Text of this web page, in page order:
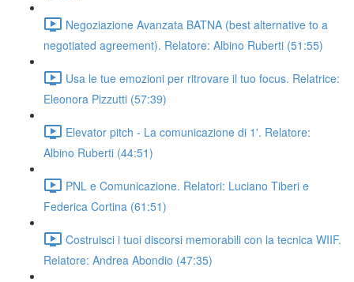
Negoziazione Avanzata BATNA (best alternative to a
negotiated agreement). Relatore: Albino Ruberti (51:55)
Usa le tue emozioni per ritrovare il tuo focus. Relatrice:
Eleonora Pizzutti (57:39)
Elevator pitch - La comunicazione di 1'. Relatore:
Albino Ruberti (44:51)
PNL e Comunicazione. Relatori: Luciano Tiberi e
Federica Cortina (61:51)
Costruisci i tuoi discorsi memorabili con la tecnica WIIF.
Relatore: Andrea Abondio (47:35)